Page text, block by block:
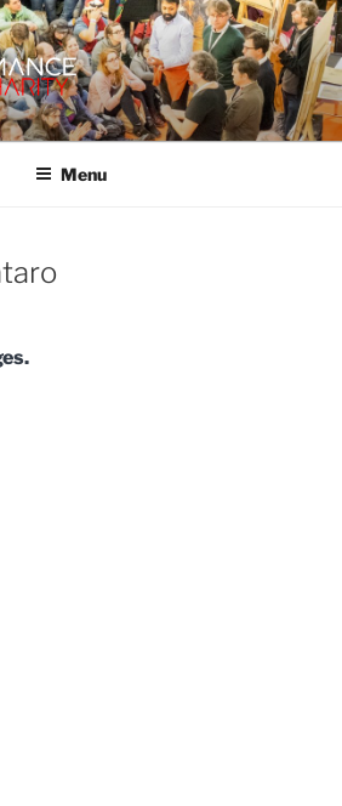
Area Performance.
Menu